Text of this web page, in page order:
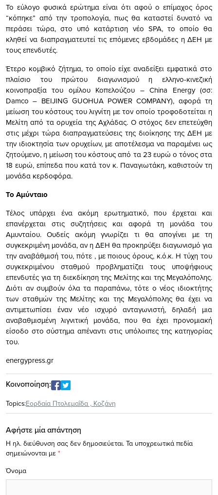
Το εύλογο φυσικά ερώτημα είναι ότι αφού ο επίμαχος όρος
“κόπηκε” από την τροπολογία, πως θα καταστεί δυνατό να
περάσει τώρα, στο υπό κατάρτιση νέο SPA, το οποίο θα
κληθεί να διαπραγματευτεί τις επόμενες εβδομάδες η ΔΕΗ με
τους επενδυτές.
Έτερο κομβικό ζήτημα, το οποίο είχε αναδείξει εμφατικά στο
πλαίσιο του πρώτου διαγωνισμού η ελληνο-κινεζική
κοινοπραξία του ομίλου Κοπελούζου – China Energy (σσ:
Damco – BEIJING GUOHUA POWER COMPANY), αφορά τη
μείωση του κόστους του λιγνίτη με τον οποίο τροφοδοτείται η
Μελίτη από τα ορυχεία της Αχλάδας. Ο στόχος δεν επετεύχθη
στις μέχρι τώρα διαπραγματεύσεις της διοίκησης της ΔΕΗ με
την ιδιοκτησία των ορυχείων, με αποτέλεσμα να παραμένει ως
ζητούμενο, η μείωση του κόστους από τα 23 ευρώ ο τόνος στα
18 ευρώ, επίπεδα που κατά τον κ. Παναγιωτάκη, καθιστούν τη
μονάδα κερδοφόρα.
Το Αμύνταιο
Τέλος υπάρχει ένα ακόμη ερωτηματικό, που έρχεται και
επανέρχεται στις συζητήσεις και αφορά τη μονάδα του
Αμυνταίου. Ουδείς ακόμη γνωρίζει τι θα απογίνει με τη
συγκεκριμένη μονάδα, αν η ΔΕΗ θα προκηρύξει διαγωνισμό για
την αναβάθμισή του, πότε , με ποιους όρους, κ.ό.κ. Η τύχη του
συγκεκριμένου σταθμού προβληματίζει τους υποψήφιους
επενδυτές για τη διεκδίκηση της Μελίτης και της Μεγαλόπολης.
Διότι αν συμβούν όλα τα παραπάνω, τότε ο νέος ιδιοκτήτης
των σταθμών της Μελίτης και της Μεγαλόπολης θα έχει να
αντιμετωπίσει έναν νέο ισχυρό ανταγωνιστή, δηλαδή μια
αναβαθμισμένη λιγνιτική μονάδα, που θα έχει προνομιακή
είσοδο στο σύστημα απέναντι στις υπόλοιπες της κατηγορίας
του.
energypress.gr
Κοινοποίηση:
Topics:Εορδαία Πτολεμαΐδα , Κοζάνη
Αφήστε μία απάντηση
Η ηλ. διεύθυνση σας δεν δημοσιεύεται. Τα υποχρεωτικά πεδία
σημειώνονται με *
Όνομα